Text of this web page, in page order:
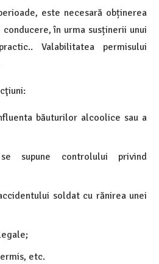
este necesară obținerea
în urma susținerii unui
Valabilitatea permisului
băuturilor alcoolice sau a
supune controlului privind
soldat cu rănirea unei
etc.